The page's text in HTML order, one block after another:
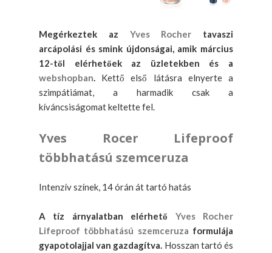
Megérkeztek az Yves Rocher tavaszi
arcápolási és smink újdonságai, amik március
12-től elérhetőek az üzletekben és a
webshopban
Kettő első látásra elnyerte a
szimpátiámat, a harmadik csak a
kíváncsiságomat keltette fel.
Yves Rocer Lifeproof
többhatású szemceruza
Intenzív színek, 14 órán át tartó hatás
A tíz árnyalatban elérhető Yves Rocher
Lifeproof többhatású szemceruza formulája
gyapotolajjal van gazdagítva. Hosszan tartó és